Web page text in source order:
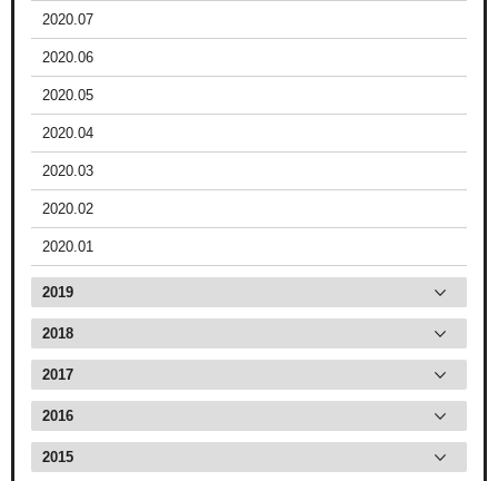
2020.07
2020.06
2020.05
2020.04
2020.03
2020.02
2020.01
2019
2018
2017
2016
2015